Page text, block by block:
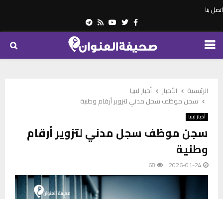
اتصل بنا
Facebook
Twitter
Youtube
Rss
Telegram
PRIMARY
الرئيسية الأخبار
أخبار ليبيا
سجن موظف سجل مدني لتزوير أرقام وطنية
أخبار ليبيا
سجن موظف سجل مدني لتزوير أرقام
وطنية
2026-01-24
68